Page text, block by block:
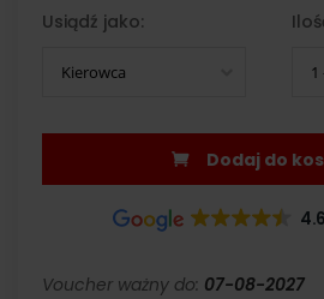
Usiądź jako:
Kierowca 1
Dodaj
4.6
Voucher ważny do: 07-08-2027